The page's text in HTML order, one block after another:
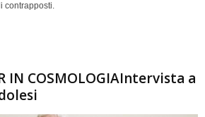
contrapposti.
IN COSMOLOGIAIntervista a